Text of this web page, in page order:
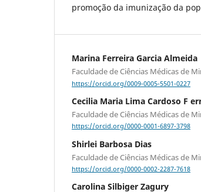
promoção da imunização da
Marina Ferreira Garcia Almeida
Faculdade de Ciências Médicas de
https://orcid.org/0009-0005-5501-0227
Cecilia Maria Lima Cardoso F
Faculdade de Ciências Médicas de
https://orcid.org/0000-0001-6897-3798
Shirlei Barbosa Dias
Faculdade de Ciências Médicas de
https://orcid.org/0000-0002-2287-7618
Carolina Silbiger Zagury